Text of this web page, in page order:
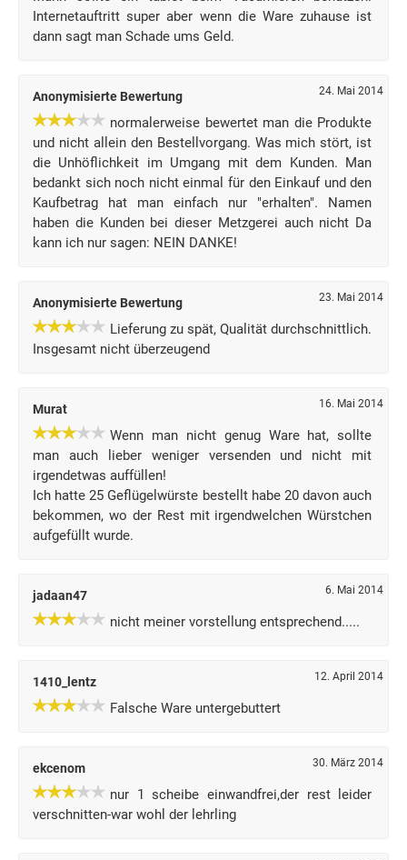
Internetauftritt super aber wenn die Ware zuhause ist
dann sagt man Schade ums Geld.
Anonymisierte Bewertung 24. Mai 2014
normalerweise bewertet man die Produkte
und nicht allein den Bestellvorgang. Was mich stört, ist
die Unhöflichkeit im Umgang mit dem Kunden. Man
bedankt sich noch nicht einmal für den Einkauf und den
Kaufbetrag hat man einfach nur "erhalten". Namen
haben die Kunden bei dieser Metzgerei auch nicht Da
kann ich nur sagen: NEIN DANKE!
Anonymisierte Bewertung 23. Mai 2014
Lieferung zu spät, Qualität durchschnittlich.
Insgesamt nicht überzeugend
Murat 16. Mai 2014
Wenn man nicht genug Ware hat, sollte
man auch lieber weniger versenden und nicht mit
irgendetwas auffüllen!
Ich hatte 25 Geflügelwürste bestellt habe 20 davon auch
bekommen, wo der Rest mit irgendwelchen Würstchen
aufgefüllt wurde.
jadaan47 6. Mai 2014
nicht meiner vorstellung entsprechend.....
1410_lentz 12. April 2014
Falsche Ware untergebuttert
ekcenom 30. März 2014
nur 1 scheibe einwandfrei,der rest leider
verschnitten-war wohl der lehrling